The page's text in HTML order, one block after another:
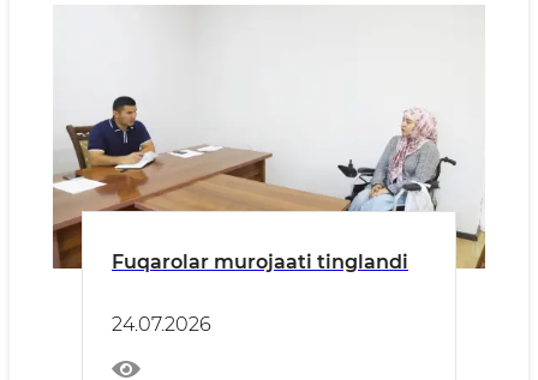
Fuqarolar murojaati tinglandi
24.07.2026